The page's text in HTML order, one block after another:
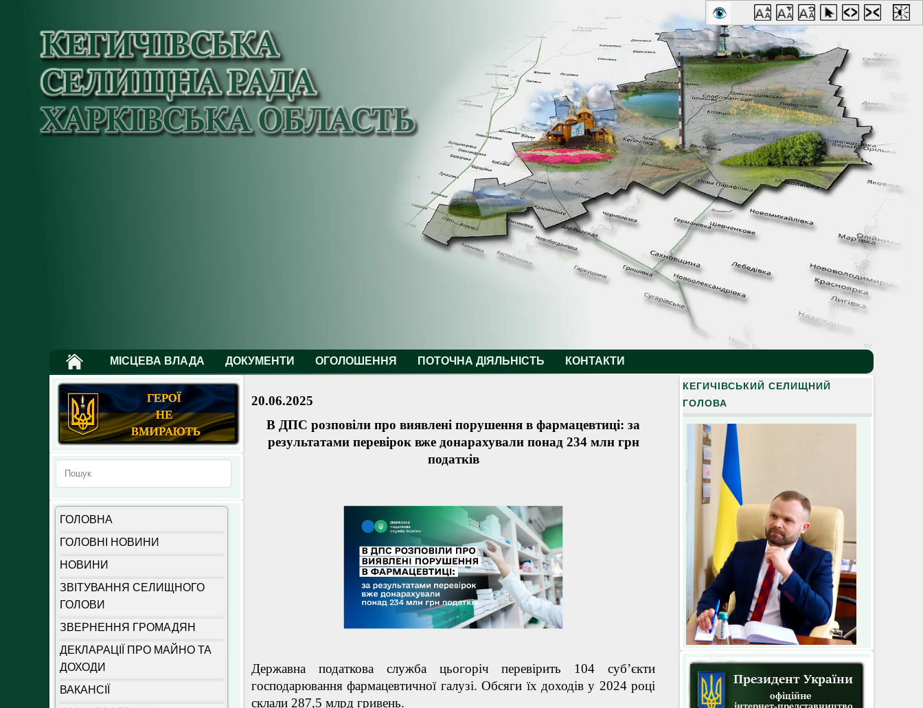
by
МІСЦЕВА ВЛАДА ДОКУМЕНТИ ОГОЛОШЕННЯ ПОТОЧНА ДІЯЛЬНІСТЬ КОНТАКТИ
ГОЛОВНА
ГОЛОВНІ НОВИНИ
НОВИНИ
ЗВІТУВАННЯ СЕЛИЩНОГО
ГОЛОВИ
ЗВЕРНЕННЯ ГРОМАДЯН
ДЕКЛАРАЦІЇ ПРО МАЙНО ТА
ДОХОДИ
ВАКАНСІЇ
КЕГИЧІВСЬКИЙ СЕЛИЩНИЙ
ГОЛОВА
20.06.2025
В ДПС розповіли про виявлені порушення в фармацевтиці: за
результатами перевірок вже донарахували понад 234 млн грн
податків
Державна податкова служба цьогоріч перевірить 104 суб’єкти
господарювання фармацевтичної галузі. Обсяги їх доходів у 2024 році
склали 287,5 млрд гривень.